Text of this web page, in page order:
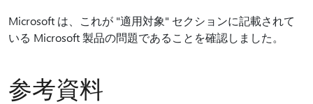
Microsoft は、これが "適用対象" セクションに記載されて
いる Microsoft 製品の問題であることを確認しました。
参考資料